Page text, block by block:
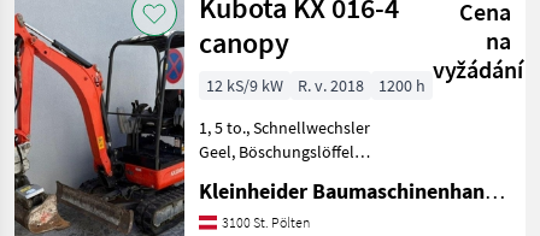
Kubota KX 016-4
canopy
Cena
na
vyžádání
12 kS/9 kW R. v. 2018
1200 h
1, 5 to., Schnellwechsler
Geel, Böschungslöffel
Überrollbügel, Schutzdach
Stroje na stavbu mini bager
Kleinheider Baumaschinenhandel GmbH.
3100 St. Pölten